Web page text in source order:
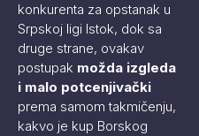
konkurenta za opstanak u
Srpskoj ligi Istok, dok sa
druge strane, ovakav
postupak možda izgleda
i malo potcenjivački
prema samom takmičenju,
kakvo je kup Borskog